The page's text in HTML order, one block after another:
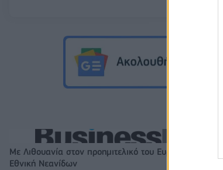
Με Λιθουανία στον προημιτελικό του Ευρωπαϊκού Β'
Εθνική Νεανίδων